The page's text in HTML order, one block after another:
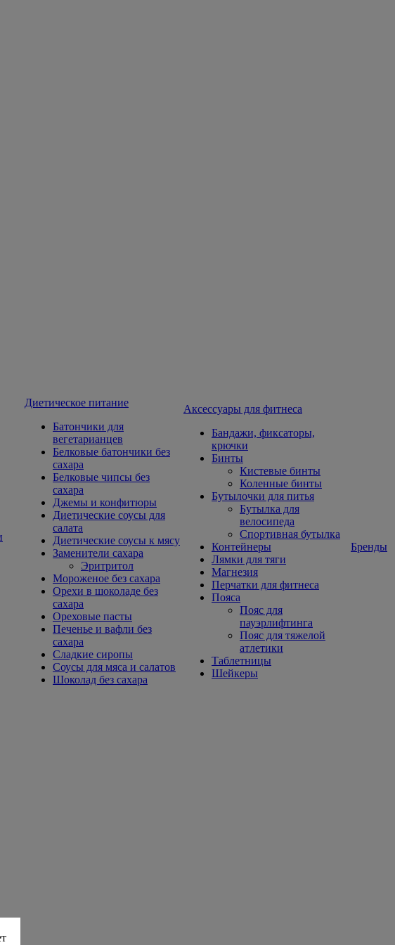
Диетическое питание
Батончики для
вегетарианцев
Белковые батончики без
сахара
Белковые чипсы без
сахара
Джемы и конфитюры
Диетические соусы для
салата
Диетические соусы к мясу
Заменители сахара
Эритритол
Мороженое без сахара
Орехи в шоколаде без
сахара
Ореховые пасты
Печенье и вафли без
сахара
Сладкие сиропы
Соусы для мяса и салатов
Шоколад без сахара
Aксессуары для фитнеса
Бандажи, фиксаторы,
крючки
Бинты
Кистевые бинты
Коленные бинты
Бутылочки для питья
Бутылка для
велосипеда
Спортивная бутылка
Контейнеры
Лямки для тяги
Магнезия
Перчатки для фитнеса
Пояса
Пояс для
пауэрлифтинга
Пояс для тяжелой
атлетики
Таблетницы
Шейкеры
Бренды